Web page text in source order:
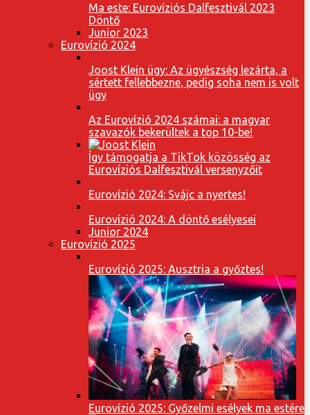
Ma este: Eurovíziós Dalfesztivál 2023
Döntő
Junior 2023
Eurovízió 2024
Joost Klein ügy: Az ügyészség lezárta, a
sértett fellebbezne, pedig soha nem is volt
ügy
Az Eurovízió 2024 számai: a magyar
szavazók bekerültek a top 10-be!
Így támogatja a TikTok közösség az
Eurovíziós Dalfesztivál versenyzőit
Eurovízió 2024: Svájc a nyertes!
Eurovízió 2024: A döntő esélyesei
Junior 2024
Eurovízió 2025
Eurovízió 2025: Ausztria a győztes!
Eurovízió 2025: Győzelmi esélyek ma estére